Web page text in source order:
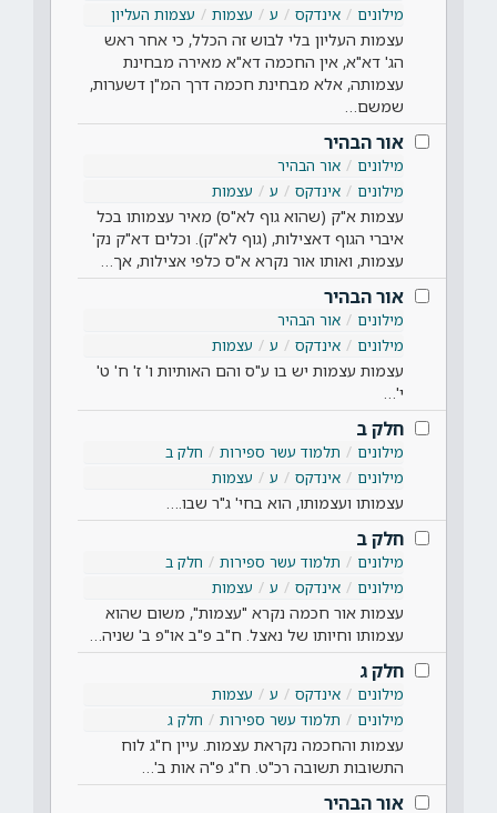
מילונים
אינדקס ע עצמות עצמות העליון
עצמות העליון בלי לבוש זה הכלל, כי אחר ראש
הג' דא"א, אין החכמה דא"א מאירה מבחינת
עצמותה, אלא מבחינת חכמה דרך המ"ן דשערות,
שמשם…
אור הבהיר
מילונים
אור הבהיר
מילונים
אינדקס ע עצמות
עצמות א"ק (שהוא גוף לא"ס) מאיר עצמותו בכל
איברי הגוף דאצילות, (גוף לא"ק). וכלים דא"ק נק'
עצמות, ואותו אור נקרא א"ס כלפי אצילות, אך…
אור הבהיר
מילונים
אור הבהיר
מילונים
אינדקס ע עצמות
עצמות עצמות יש בו ע"ס והם האותיות ו' ז' ח' ט'
י'…
חלק ב
מילונים תלמוד עשר ספירות
חלק ב
מילונים
אינדקס ע עצמות
עצמותו ועצמותו, הוא בחי' ג"ר שבו.…
חלק ב
מילונים תלמוד עשר ספירות
חלק ב
מילונים
אינדקס ע עצמות
עצמות אור חכמה נקרא "עצמות", משום שהוא
עצמותו וחיותו של נאצל. ח"ב פ"ב או"פ ב' שניה…
חלק ג
מילונים אינדקס ע
עצמות
מילונים
תלמוד עשר ספירות חלק ג
עצמות והחכמה נקראת עצמות. עיין ח"ג לוח
התשובות תשובה רכ"ט. ח"ג פ"ה אות ב'…
אור הבהיר